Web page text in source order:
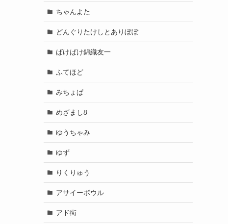
ちゃんよた
どんぐりたけしとありぼぼ
ばけばけ錦織友一
ふてほど
みちょぱ
めざまし8
ゆうちゃみ
ゆず
りくりゅう
アサイーボウル
アド街